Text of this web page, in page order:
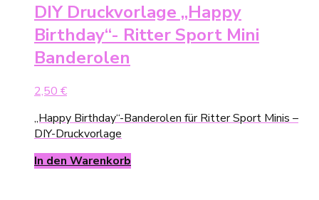
DIY Druckvorlage „Happy
Birthday“- Ritter Sport Mini
Banderolen
2,50 €
„Happy Birthday“-Banderolen für Ritter Sport Minis –
DIY-Druckvorlage
In den Warenkorb